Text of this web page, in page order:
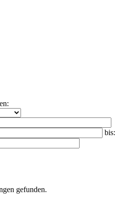
bis:
gefunden.